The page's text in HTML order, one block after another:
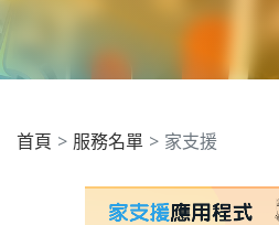
首頁 服務名單 家支援